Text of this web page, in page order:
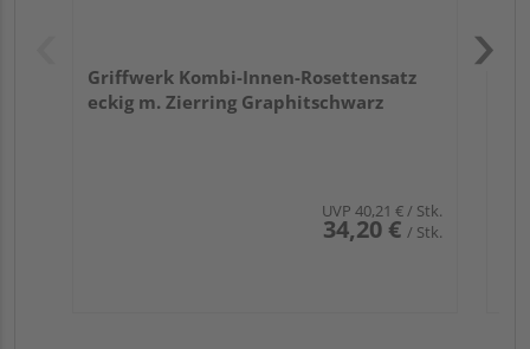
Griffwerk Kombi-Innen-Rosettensatz
eckig m. Zierring Graphitschwarz
UVP 40,21 €/ Stk.
34,20 € / Stk.